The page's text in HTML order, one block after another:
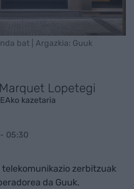
bat | Argazkia: Guuk
Lopetegi
kazetaria
05:30
telekomunikazio zerbitzuak
da Guuk.